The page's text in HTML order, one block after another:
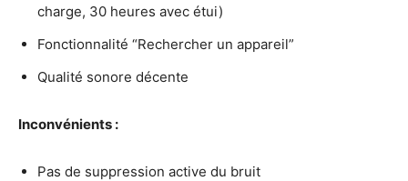
charge, 30 heures avec étui)
Fonctionnalité “Rechercher un appareil”
Qualité sonore décente
Inconvénients :
Pas de suppression active du bruit